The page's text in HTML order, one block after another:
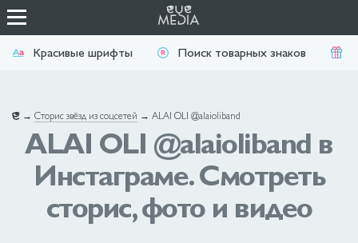
Красивые шрифты Поиск товарных знаков
→ Сторис звёзд из соцсетей → ALAI OLI @alaioliband
ALAI OLI @alaioliband в
Инстаграме. Смотреть
сторис, фото и видео